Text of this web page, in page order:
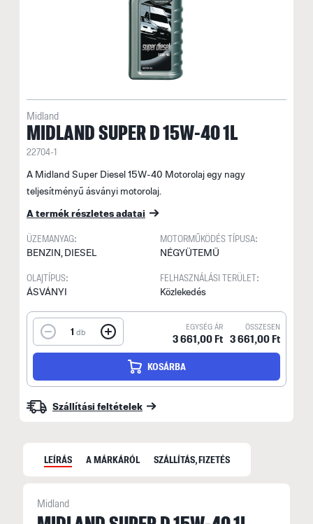
Midland
MIDLAND SUPER D 15W-40 1L
22704-1
A Midland Super Diesel 15W-40 Motorolaj egy nagy
teljesítményű ásványi motorolaj.
A termék részletes adatai
ÜZEMANYAG:
BENZIN, DIESEL
MOTORMŰKÖDÉS TÍPUSA:
NÉGYÜTEMŰ
OLAJTÍPUS:
ÁSVÁNYI
FELHASZNÁLÁSI TERÜLET:
Közlekedés
1 db
EGYSÉG ÁR
3 661,00 Ft
ÖSSZESEN
3 661,00 Ft
KOSÁRBA
Szállítási feltételek
LEÍRÁS A MÁRKÁRÓL SZÁLLÍTÁS, FIZETÉS
Midland